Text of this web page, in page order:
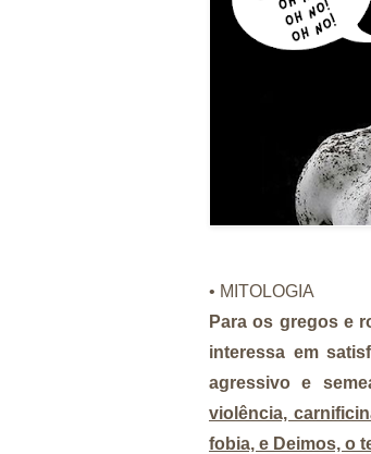
• MITOLOGIA
Para os gregos e
interessa em
agressivo e
violência,
fobia, e Deimos, o